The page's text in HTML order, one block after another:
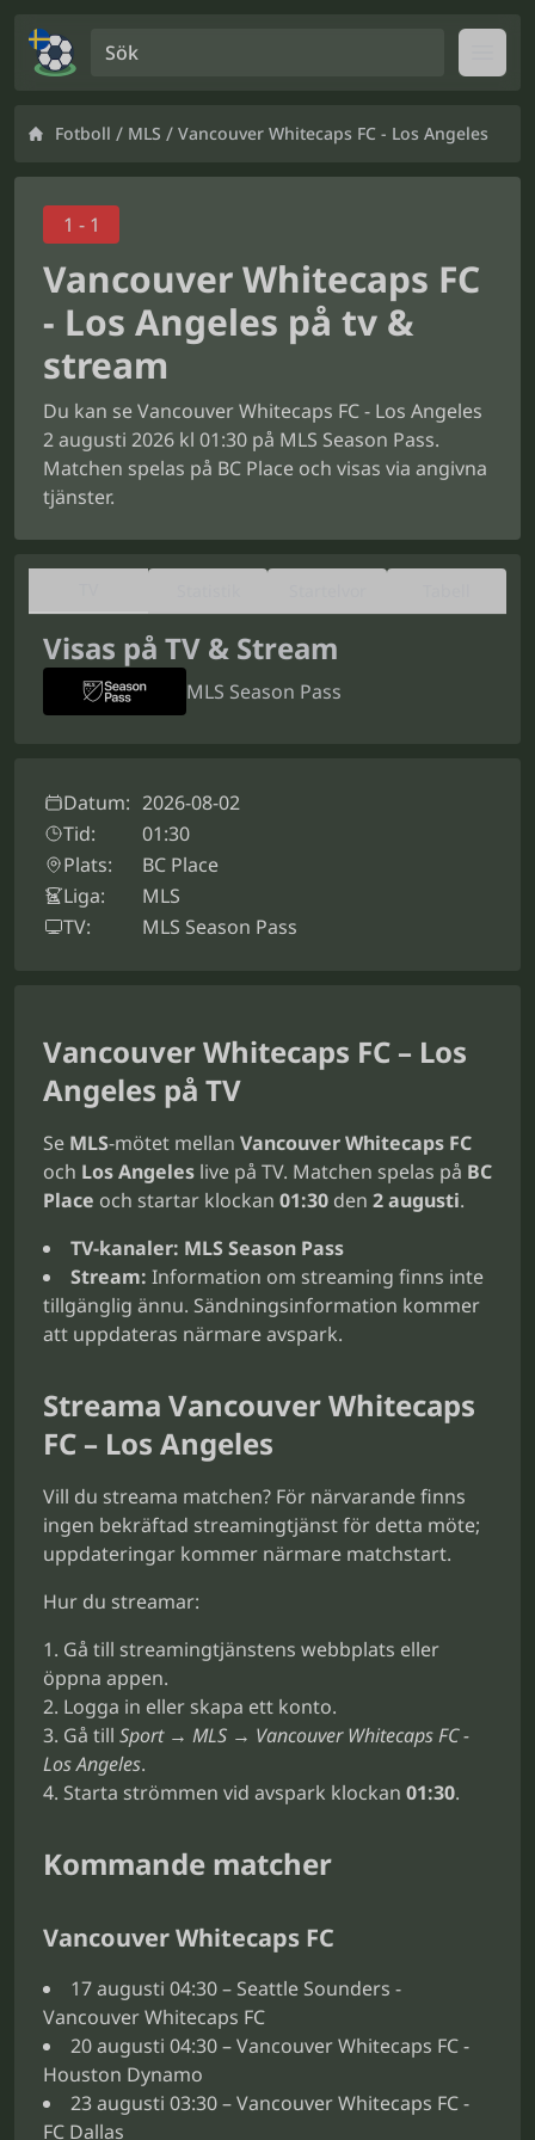
Fotboll / MLS / Vancouver Whitecaps FC - Los Angeles
1 - 1
Vancouver Whitecaps FC
- Los Angeles på tv &
stream
Du kan se Vancouver Whitecaps FC - Los Angeles
2 augusti 2026 kl 01:30 på MLS Season Pass.
Matchen spelas på BC Place och visas via angivna
tjänster.
Visas på TV & Stream
MLS Season Pass
Datum: 2026-08-02
Tid:
01:30
Plats:
BC Place
Liga:
MLS
TV:
MLS Season Pass
Vancouver Whitecaps FC – Los
Angeles på TV
Se MLS-mötet mellan Vancouver Whitecaps FC
och Los Angeles live på TV. Matchen spelas på BC
Place och startar klockan 01:30 den 2 augusti.
TV-kanaler: MLS Season Pass
Stream: Information om streaming finns inte
tillgänglig ännu. Sändningsinformation kommer
att uppdateras närmare avspark.
Streama Vancouver Whitecaps
FC – Los Angeles
Vill du streama matchen? För närvarande finns
ingen bekräftad streamingtjänst för detta möte;
uppdateringar kommer närmare matchstart.
Hur du streamar:
Gå till streamingtjänstens webbplats eller
öppna appen.
Logga in eller skapa ett konto.
Gå till Sport → MLS → Vancouver Whitecaps FC -
Los Angeles.
Starta strömmen vid avspark klockan 01:30.
Kommande matcher
Vancouver Whitecaps FC
17 augusti 04:30 – Seattle Sounders -
Vancouver Whitecaps FC
20 augusti 04:30 – Vancouver Whitecaps FC -
Houston Dynamo
23 augusti 03:30 – Vancouver Whitecaps FC -
FC Dallas